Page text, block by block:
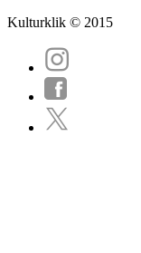
Kulturklik © 2015